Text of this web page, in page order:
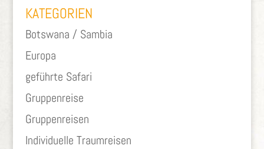
KATEGORIEN
Botswana / Sambia
Europa
geführte Safari
Gruppenreise
Gruppenreisen
Individuelle Traumreisen